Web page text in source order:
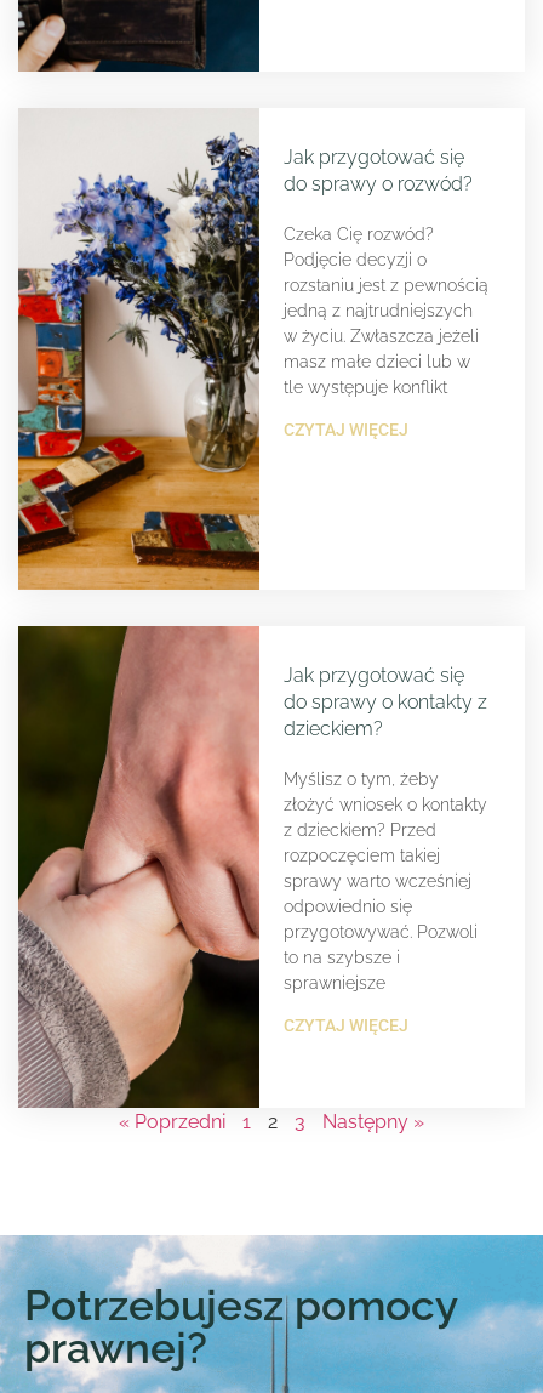
Jak przygotować się
do sprawy o rozwód?
Czeka Cię rozwód?
Podjęcie decyzji o
rozstaniu jest z pewnością
jedną z najtrudniejszych
w życiu. Zwłaszcza jeżeli
masz małe dzieci lub w
tle występuje konflikt
CZYTAJ WIĘCEJ
Jak przygotować się
do sprawy o kontakty z
dzieckiem?
Myślisz o tym, żeby
złożyć wniosek o kontakty
z dzieckiem? Przed
rozpoczęciem takiej
sprawy warto wcześniej
odpowiednio się
przygotowywać. Pozwoli
to na szybsze i
sprawniejsze
CZYTAJ WIĘCEJ
« Poprzedni 1 2 3 Następny »
Potrzebujesz pomocy
prawnej?